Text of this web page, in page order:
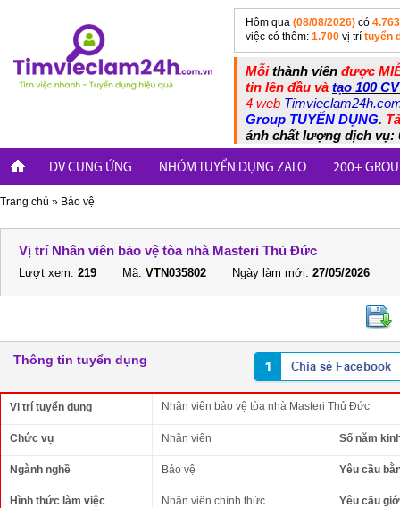
Hôm qua (08/08/2026) có 4.763
việc có thêm: 1.700 vị trí tuyển
Mỗithành viên được
tin lên đầu và tạo 100
4 web
Group TUYỂN DỤNG.
ánh chất lượng dịch vụ:
DV CUNG ỨNG NHÓM TUYỂN DỤNG ZALO 200+
Trang chủ » Bảo vệ
Vị trí Nhân viên bảo vệ tòa nhà Masteri Thủ Đức
Lượt xem: 219 Mã: VTN035802 Ngày làm mới: 27/05/2026
Thông tin tuyển dụng
Vị trí tuyển dụng Nhân viên bảo vệ tòa nhà Masteri Thủ Đức
Chức vụ Nhân viên Số năm
Ngành nghề Bảo vệ Yêu cầu
Hình thức làm việc Nhân viên chính thức Yêu cầu